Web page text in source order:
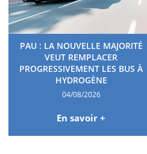
PAU : LA NOUVELLE MAJORITÉ
VEUT REMPLACER
PROGRESSIVEMENT LES BUS À
HYDROGÈNE
04/08/2026
En savoir +